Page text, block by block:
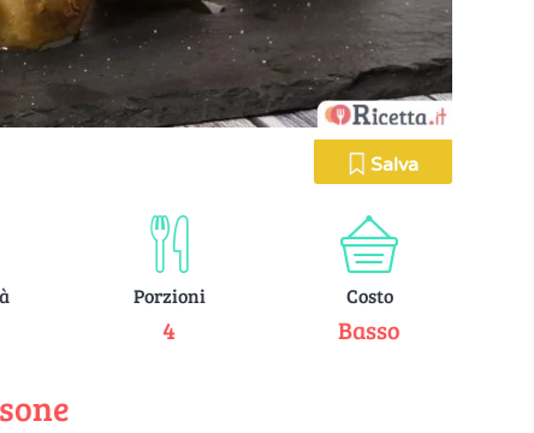
Salva
Porzioni
4
Costo
Basso